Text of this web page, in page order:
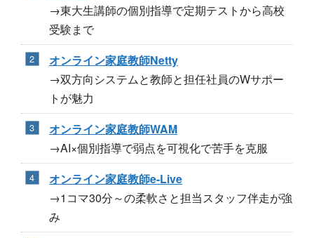
→東大生講師の個別指導で定期テストから高校
受験まで
オンライン家庭教師Netty
→双方向システムと教師と担任社員のWサポー
トが魅力
オンライン家庭教師WAM
→AI×個別指導で弱点を可視化で苦手を克服
オンライン家庭教師e-Live
→1コマ30分～の柔軟さと担当スタッフ伴走が強
み